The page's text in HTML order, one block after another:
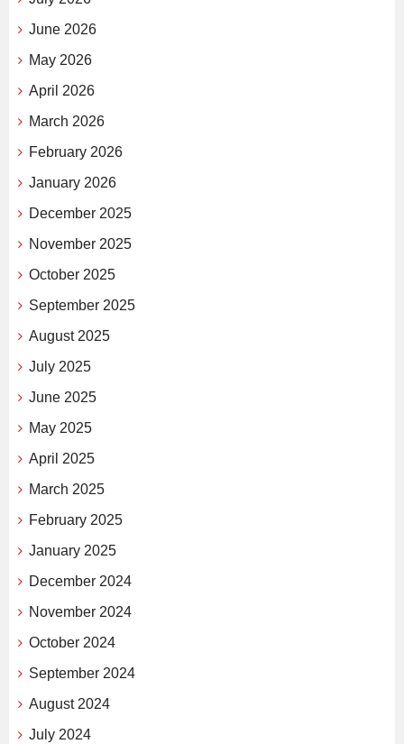
June 2026
May 2026
April 2026
March 2026
February 2026
January 2026
December 2025
November 2025
October 2025
September 2025
August 2025
July 2025
June 2025
May 2025
April 2025
March 2025
February 2025
January 2025
December 2024
November 2024
October 2024
September 2024
August 2024
July 2024